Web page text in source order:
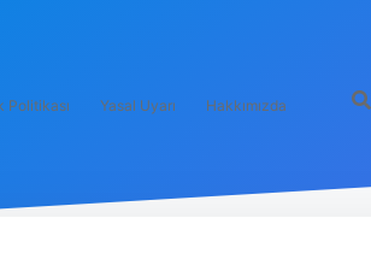
Politikası Yasal Uyarı Hakkımızda